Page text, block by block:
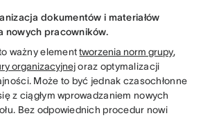
dokumentów i materiałów
nowych pracowników.
ważny elementtworzenia norm grupy,
organizacyjnejoraz optymalizacji
Może to być jednak czasochłonne
z ciągłym wprowadzaniem nowych
Bez odpowiednich procedur nowi